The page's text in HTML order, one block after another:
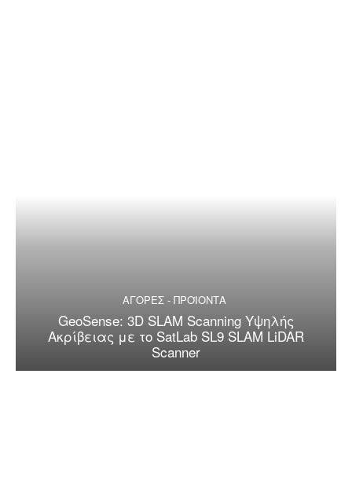
ΑΓΟΡΕΣ - ΠΡΟΪΟΝΤΑ
GeoSense: 3D SLAM Scanning Υψηλής
Ακρίβειας με το SatLab SL9 SLAM LiDAR
Scanner